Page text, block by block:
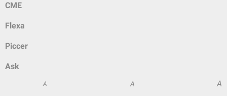
CME
Flexa
Piccer
Ask
A A A